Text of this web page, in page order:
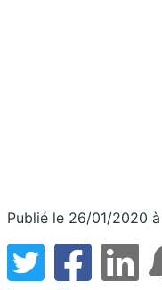
Publié le 26/01/2020